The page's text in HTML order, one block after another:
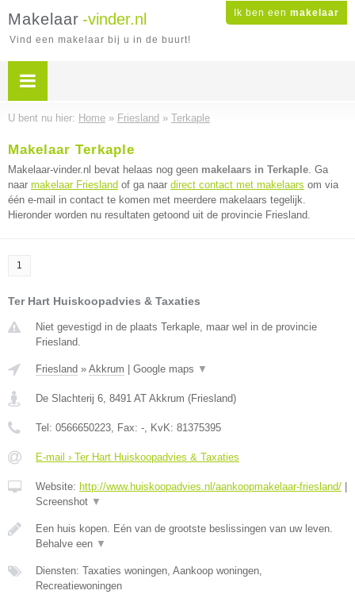
Ik ben een makelaar
Makelaar -vinder.nl
Vind een makelaar bij u in de buurt!
U bent nu hier: Home » Friesland » Terkaple
Makelaar Terkaple
Makelaar-vinder.nl bevat helaas nog geen makelaars in Terkaple. Ga
naar makelaar Friesland of ga naar direct contact met makelaars om via
één e-mail in contact te komen met meerdere makelaars tegelijk.
Hieronder worden nu resultaten getoond uit de provincie Friesland.
1
Ter Hart Huiskoopadvies & Taxaties
Niet gevestigd in de plaats Terkaple, maar wel in de provincie
Friesland.
Friesland » Akkrum Google maps ▼
De Slachterij 6, 8491 AT Akkrum (Friesland)
Tel: 0566650223, Fax: -, KvK: 81375395
E-mail › Ter Hart Huiskoopadvies & Taxaties
Website: http://www.huiskoopadvies.nl/aankoopmakelaar-friesland/
Screenshot ▼
Een huis kopen. Eén van de grootste beslissingen van uw leven.
Behalve een ▼
Diensten: Taxaties woningen, Aankoop woningen,
Recreatiewoningen